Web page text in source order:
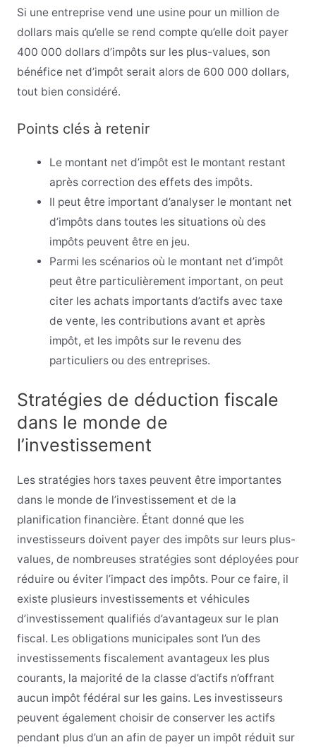
Si une entreprise vend une usine pour un million de
dollars mais qu’elle se rend compte qu’elle doit payer
400 000 dollars d’impôts sur les plus-values, son
bénéfice net d’impôt serait alors de 600 000 dollars,
tout bien considéré.
Points clés à retenir
Le montant net d’impôt est le montant restant
après correction des effets des impôts.
Il peut être important d’analyser le montant net
d’impôts dans toutes les situations où des
impôts peuvent être en jeu.
Parmi les scénarios où le montant net d’impôt
peut être particulièrement important, on peut
citer les achats importants d’actifs avec taxe
de vente, les contributions avant et après
impôt, et les impôts sur le revenu des
particuliers ou des entreprises.
Stratégies de déduction fiscale
dans le monde de
l’investissement
Les stratégies hors taxes peuvent être importantes
dans le monde de l’investissement et de la
planification financière. Étant donné que les
investisseurs doivent payer des impôts sur leurs plus-
values, de nombreuses stratégies sont déployées pour
réduire ou éviter l’impact des impôts. Pour ce faire, il
existe plusieurs investissements et véhicules
d’investissement qualifiés d’avantageux sur le plan
fiscal. Les obligations municipales sont l’un des
investissements fiscalement avantageux les plus
courants, la majorité de la classe d’actifs n’offrant
aucun impôt fédéral sur les gains. Les investisseurs
peuvent également choisir de conserver les actifs
pendant plus d’un an afin de payer un impôt réduit sur